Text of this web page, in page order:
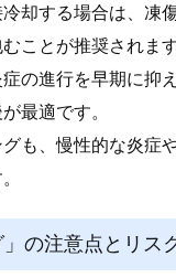
却する場合は、凍
ことが推奨されます
の進行を早期に抑
最適です。
も、慢性的な炎症
」の注意点とリス